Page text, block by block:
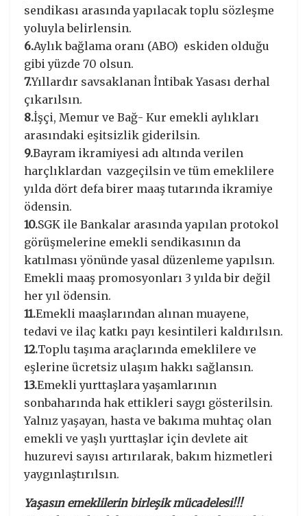
sendikası arasında yapılacak toplu sözleşme
yoluyla belirlensin.
6.Aylık bağlama oranı (ABO) eskiden olduğu
gibi yüzde 70 olsun.
7.Yıllardır savsaklanan İntibak Yasası derhal
çıkarılsın.
8.İşçi, Memur ve Bağ- Kur emekli aylıkları
arasındaki eşitsizlik giderilsin.
9.Bayram ikramiyesi adı altında verilen
harçlıklardan vazgeçilsin ve tüm emeklilere
yılda dört defa birer maaş tutarında ikramiye
ödensin.
10.SGK ile Bankalar arasında yapılan protokol
görüşmelerine emekli sendikasının da
katılması yönünde yasal düzenleme yapılsın.
Emekli maaş promosyonları 3 yılda bir değil
her yıl ödensin.
11.Emekli maaşlarından alınan muayene,
tedavi ve ilaç katkı payı kesintileri kaldırılsın.
12.Toplu taşıma araçlarında emeklilere ve
eşlerine ücretsiz ulaşım hakkı sağlansın.
13.Emekli yurttaşlara yaşamlarının
sonbaharında hak ettikleri saygı gösterilsin.
Yalnız yaşayan, hasta ve bakıma muhtaç olan
emekli ve yaşlı yurttaşlar için devlete ait
huzurevi sayısı artırılarak, bakım hizmetleri
yaygınlaştırılsın.
Yaşasın emeklilerin birleşik mücadelesi!!!